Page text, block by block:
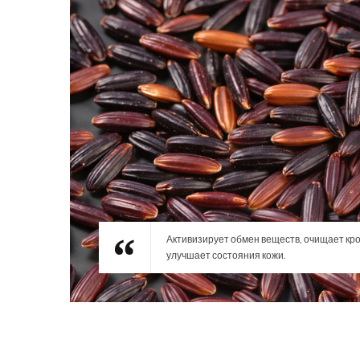
Активизирует обмен веществ, очищает
улучшает состояния кожи.